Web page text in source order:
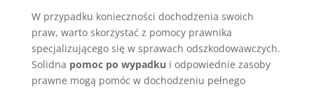
W przypadku konieczności dochodzenia swoich
praw, warto skorzystać z pomocy prawnika
specjalizującego się w sprawach odszkodowawczych.
Solidna pomoc po wypadku i odpowiednie zasoby
prawne mogą pomóc w dochodzeniu pełnego